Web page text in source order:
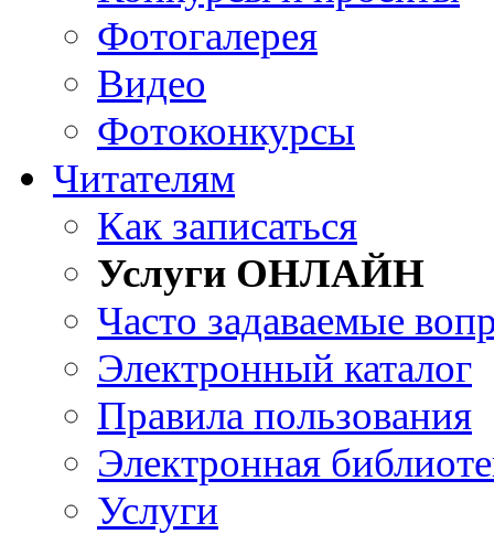
Фотогалерея
Видео
Фотоконкурсы
Читателям
Как записаться
Услуги ОНЛАЙН
Часто задаваемые
Электронный каталог
Правила пользования
Электронная
Услуги